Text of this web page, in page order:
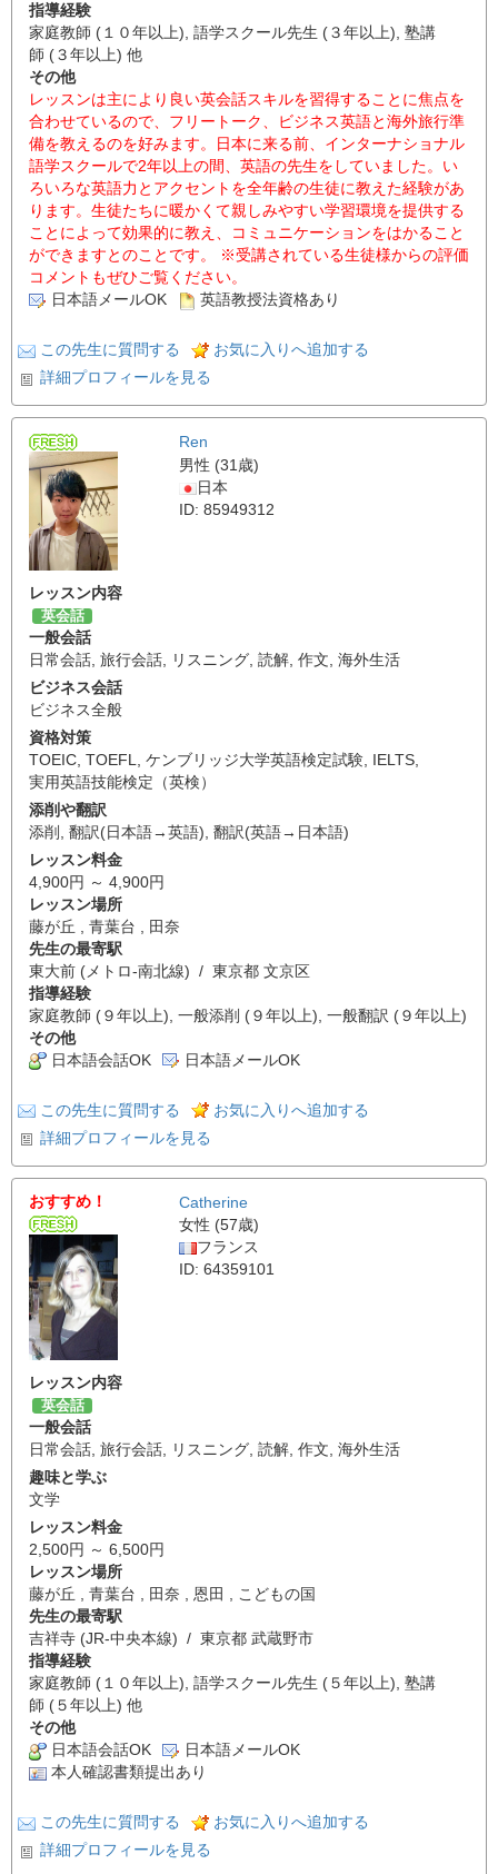
指導経験
家庭教師 (１０年以上), 語学スクール先生 (３年以上), 塾講
師 (３年以上) 他
その他
レッスンは主により良い英会話スキルを習得することに焦点を
合わせているので、フリートーク、ビジネス英語と海外旅行準
備を教えるのを好みます。日本に来る前、インターナショナル
語学スクールで2年以上の間、英語の先生をしていました。い
ろいろな英語力とアクセントを全年齢の生徒に教えた経験があ
ります。生徒たちに暖かくて親しみやすい学習環境を提供する
ことによって効果的に教え、コミュニケーションをはかること
ができますとのことです。 ※受講されている生徒様からの評価
コメントもぜひご覧ください。
日本語メールOK
英語教授法資格あり
この先生に質問する
お気に入りへ追加する
詳細プロフィールを見る
Ren
男性 (31歳)
日本
ID: 85949312
レッスン内容
英会話
一般会話
日常会話 旅行会話 リスニング 読解 作文 海外生活
ビジネス会話
ビジネス全般
資格対策
TOEIC TOEFL ケンブリッジ大学英語検定試験 IELTS
実用英語技能検定（英検）
添削や翻訳
添削
翻訳(日本語→英語) 翻訳(英語→日本語)
レッスン料金
4,900円 ～ 4,900円
レッスン場所
藤が丘 , 青葉台 , 田奈
先生の最寄駅
東大前 (メトロ-南北線) / 東京都 文京区
指導経験
家庭教師 (９年以上), 一般添削 (９年以上), 一般翻訳 (９年以上)
その他
日本語会話OK
日本語メールOK
この先生に質問する
お気に入りへ追加する
詳細プロフィールを見る
おすすめ！
Catherine
女性 (57歳)
フランス
ID: 64359101
レッスン内容
英会話
一般会話
日常会話, 旅行会話, リスニング, 読解, 作文, 海外生活
趣味と学ぶ
文学
レッスン料金
2,500円 ～ 6,500円
レッスン場所
藤が丘 , 青葉台 , 田奈 , 恩田 , こどもの国
先生の最寄駅
吉祥寺 (JR-中央本線) / 東京都 武蔵野市
指導経験
家庭教師 (１０年以上), 語学スクール先生 (５年以上), 塾講
師 (５年以上) 他
その他
日本語会話OK
日本語メールOK
本人確認書類提出あり
この先生に質問する
お気に入りへ追加する
詳細プロフィールを見る